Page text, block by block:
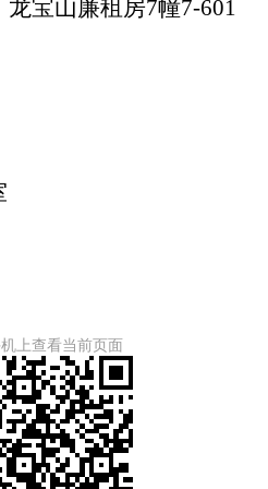
龙宝山廉租房7幢7-601
上查看当前页面